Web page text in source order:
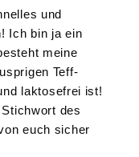
und
Ich bin ja ein
meine
Teff-
laktosefrei ist!
des
euch sicher